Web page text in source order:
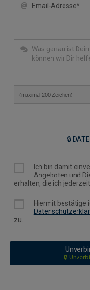
(maximal 200 Zeichen)
🔒
Ich bin damit
Angeboten und
erhalten, die ich
Hiermit bestätige
zu.
🔒